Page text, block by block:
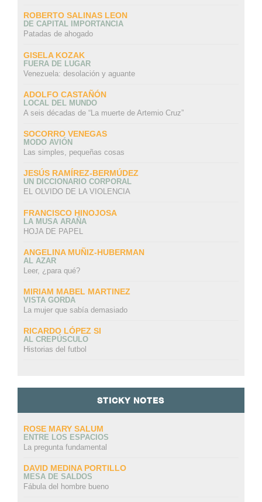
ROBERTO SALINAS LEON
DE CAPITAL IMPORTANCIA
Patadas de ahogado
GISELA KOZAK
FUERA DE LUGAR
Venezuela: desolación y aguante
ADOLFO CASTAÑÓN
LOCAL DEL MUNDO
A seis décadas de “La muerte de Artemio Cruz”
SOCORRO VENEGAS
MODO AVIÓN
Las simples, pequeñas cosas
JESÚS RAMÍREZ-BERMÚDEZ
UN DICCIONARIO CORPORAL
EL OLVIDO DE LA VIOLENCIA
FRANCISCO HINOJOSA
LA MUSA ARAÑA
HOJA DE PAPEL
ANGELINA MUÑIZ-HUBERMAN
AL AZAR
Leer, ¿para qué?
MIRIAM MABEL MARTINEZ
VISTA GORDA
La mujer que sabía demasiado
RICARDO LÓPEZ SI
AL CREPÚSCULO
Historias del futbol
STICKY NOTES
ROSE MARY SALUM
ENTRE LOS ESPACIOS
La pregunta fundamental
DAVID MEDINA PORTILLO
MESA DE SALDOS
Fábula del hombre bueno